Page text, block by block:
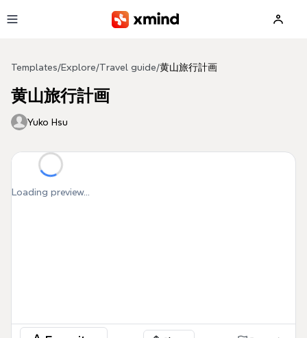
Templates/Explore/Travel guide/黄山旅行計画
黄山旅行計画
Yuko Hsu
Loading preview...